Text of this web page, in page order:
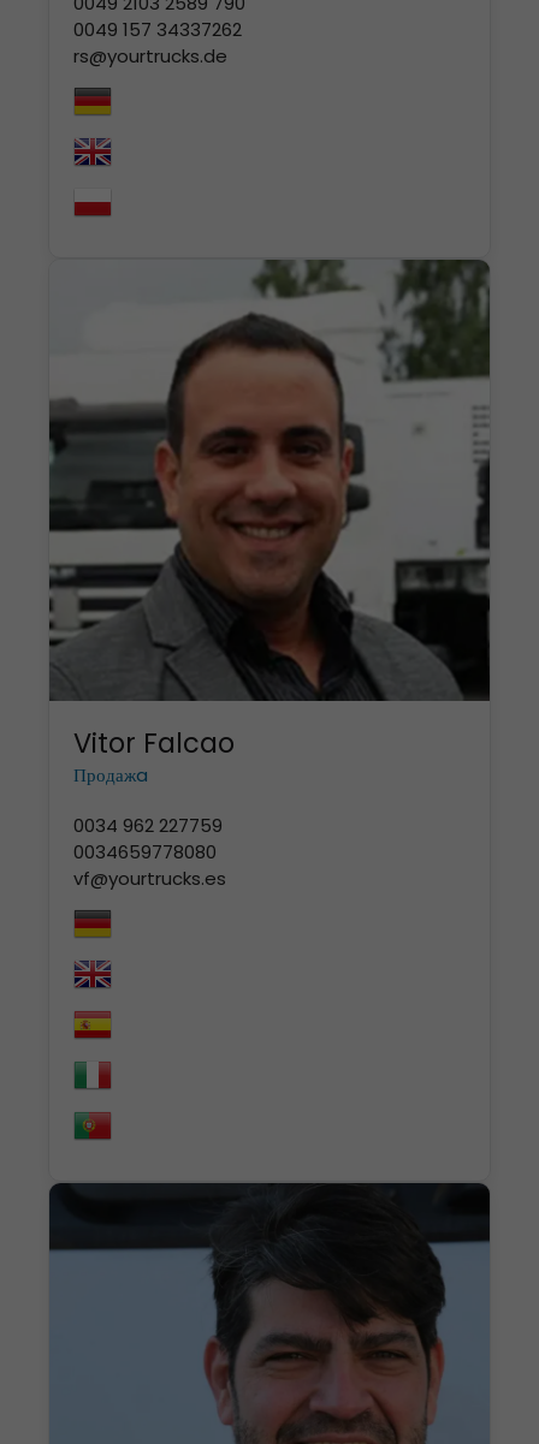
0049 157 34337262
rs@yourtrucks.de
Vitor Falcao
Продажa
0034 962 227759
0034659778080
vf@yourtrucks.es